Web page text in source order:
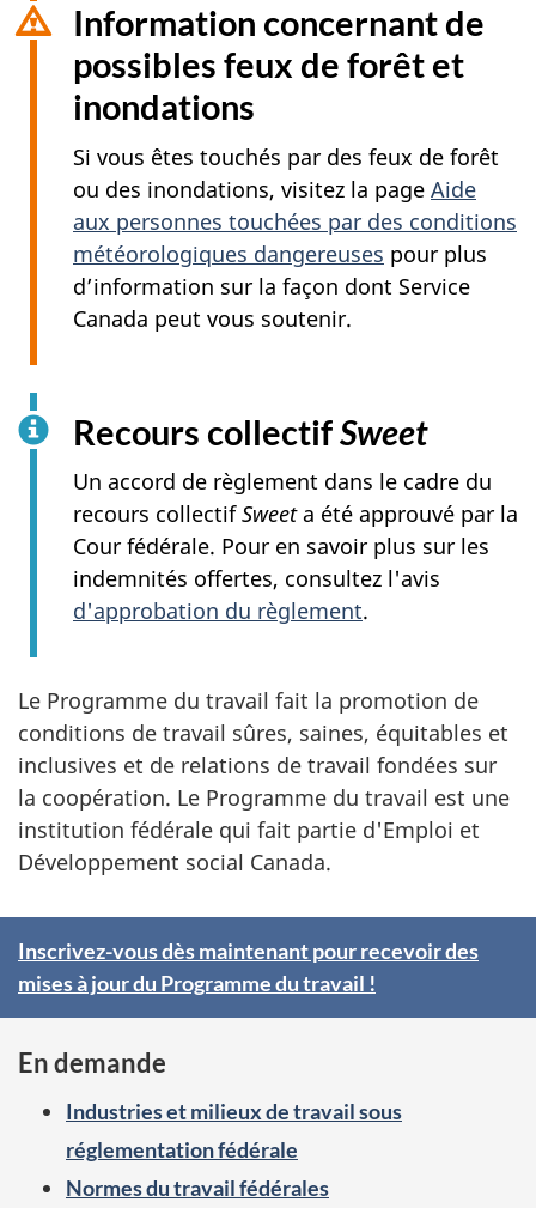
Information concernant de
possibles feux de forêt et
inondations
Si vous êtes touchés par des feux de forêt
ou des inondations, visitez la page Aide
aux personnes touchées par des conditions
météorologiques dangereuses pour plus
d’information sur la façon dont Service
Canada peut vous soutenir.
Recours collectifSweet
Un accord de règlement dans le cadre du
recours collectifSweeta été approuvé par la
Cour fédérale. Pour en savoir plus sur les
indemnités offertes, consultez l'avis
d'approbation du règlement.
Le Programme du travail fait la promotion de
conditions de travail sûres, saines, équitables et
inclusives et de relations de travail fondées sur
la coopération. Le Programme du travail est une
institution fédérale qui fait partie d'Emploi et
Développement social Canada.
P
l
e
Inscrivez-vous dès maintenant pour recevoir des
mises à jour du Programme du travail !
En demande
Industries et milieux de travail sous
réglementation fédérale
Normes du travail fédérales